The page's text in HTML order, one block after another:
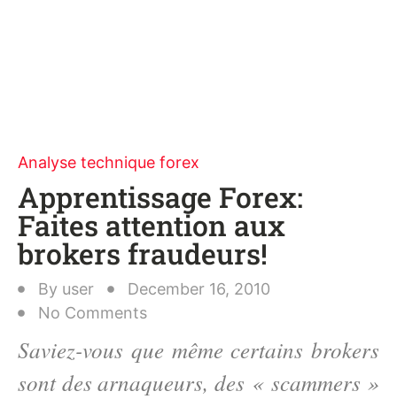
Analyse technique forex
Apprentissage Forex:
Faites attention aux
brokers fraudeurs!
By user
December 16, 2010
No Comments
Saviez-vous que même certains brokers
sont des arnaqueurs, des « scammers »